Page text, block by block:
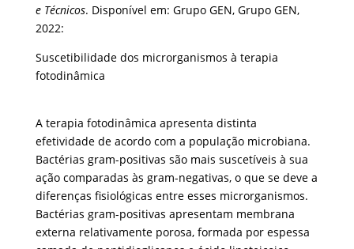
e Técnicos. Disponível em: Grupo GEN, Grupo GEN,
2022:
Suscetibilidade dos microrganismos à terapia
fotodinâmica
A terapia fotodinâmica apresenta distinta
efetividade de acordo com a população microbiana.
Bactérias gram-positivas são mais suscetíveis à sua
ação comparadas às gram-negativas, o que se deve a
diferenças fisiológicas entre esses microrganismos.
Bactérias gram-positivas apresentam membrana
externa relativamente porosa, formada por espessa